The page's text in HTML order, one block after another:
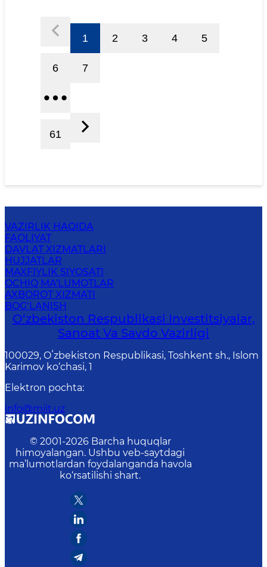
1 2 3 4 5
6 7
61
VAZIRLIK HAQIDA
FAOLIYAT
DAVLAT XIZMATLARI
HUJJATLAR
MAXFIYLIK SIYOSATI
OCHIQ MA'LUMOTLAR
AXBOROT XIZMATI
BOG‘LANISH
O‘zbekiston Respublikasi Investitsiyalar,
Sanoat Va Savdo Vazirligi
100029, Oʻzbekiston Respublikasi, Toshkent sh., Islom
Karimov ko‘chasi, 1
Elektron pochta:
info@miit.uz
© 2001-2026 Barcha huquqlar
himoyalangan. Ushbu veb-saytdagi
ma’lumotlardan foydalanganda havola
ko‘rsatilishi shart.